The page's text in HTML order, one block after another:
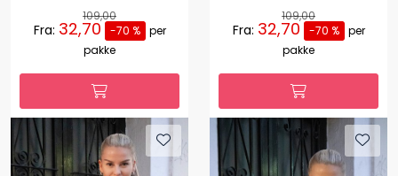
109,00
Fra: 32,70 -70 %
per
pakke
109,00
Fra: 32,70 -70 %
per
pakke